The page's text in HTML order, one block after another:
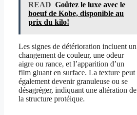
READ Goûtez le luxe avec le
boeuf de Kobe, disponible au
prix du kilo!
Les signes de détérioration incluent un
changement de couleur, une odeur
aigre ou rance, et l’apparition d’un
film gluant en surface. La texture peut
également devenir granuleuse ou se
désagréger, indiquant une altération de
la structure protéique.